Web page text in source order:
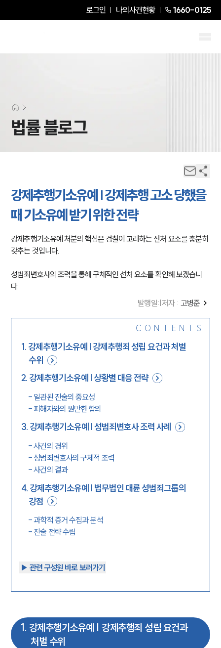
로그인 나의사건현황 1660-0125
법률 블로그
강제추행기소유예 | 강제추행 고소 당했을
때 기소유예 받기 위한 전략
강제추행기소유예 처분의 핵심은 검찰이 고려하는 선처 요소를 충분히
갖추는 것입니다.
성범죄변호사의 조력을 통해 구체적인 선처 요소를 확인해 보겠습니
다.
발행일: 저자 : 고병준
CONTENTS
1. 강제추행기소유예 | 강제추행죄 성립 요건과 처벌
수위
2. 강제추행기소유예 | 상황별 대응 전략
- 일관된 진술의 중요성
- 피해자와의 원만한 합의
3. 강제추행기소유예 | 성범죄변호사 조력 사례
-사건의 경위
- 성범죄변호사의 구체적 조력
-사건의 결과
4. 강제추행기소유예 | 법무법인 대륜 성범죄그룹의
강점
-과학적 증거 수집과 분석
- 진술 전략 수립
▶︎ 관련 구성원 바로 보러가기
1. 강제추행기소유예 | 강제추행죄 성립 요건과
처벌 수위